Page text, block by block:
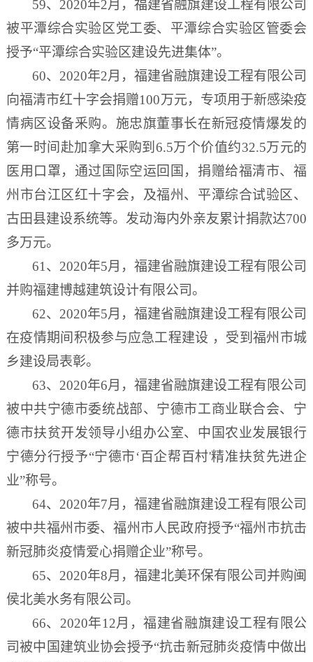
59、2020年2月，福建省融旗建设工程有限公司
被平潭综合实验区党工委、平潭综合实验区管委会
授予“平潭综合实验区建设先进集体”。
60、2020年2月，福建省融旗建设工程有限公司
向福清市红十字会捐赠100万元，专项用于新感染疫
情病区设备釆购。施忠旗董事长在新冠疫情爆发的
第一时间赴加拿大采购到 6.5万个价值约32.5万元的
医用口罩，通过国际空运回国，捐赠给福清市、福
州市台江区红十字会，及福州、平潭综合试验区、
古田县建设系统等。发动海内外亲友累计捐款达700
多万元。
61、2020年5月，福建省融旗建设工程有限公司
并购福建博越建筑设计有限公司。
62、2020年5月，福建省融旗建设工程有限公司
在疫情期间积极参与应急工程建设 ，受到福州市城
乡建设局表彰。
63、2020年6月，福建省融旗建设工程有限公司
被中共宁德市委统战部、宁德市工商业联合会、宁
德市扶贫开发领导小组办公室、中国农业发展银行
宁德分行授予“宁德市‘百企帮百村'精准扶贫先进企
业”称号。
64、2020年7月，福建省融旗建设工程有限公司
被中共福州市委、福州市人民政府授予“福州市抗击
新冠肺炎疫情爱心捐赠企业”称号。
65、2020年8月，福建北美环保有限公司并购闽
侯北美水务有限公司。
66、2020年12月，福建省融旗建设工程有限公
司被中国建筑业协会授予“抗击新冠肺炎疫情中做出